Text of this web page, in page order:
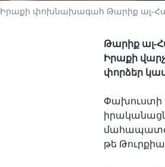
Իրաքի փոխնախագահ Թարիք ալ-
Թարիք ալ-
Իրաքի
փորձեր
Փախուստի
մահապատժի
թե